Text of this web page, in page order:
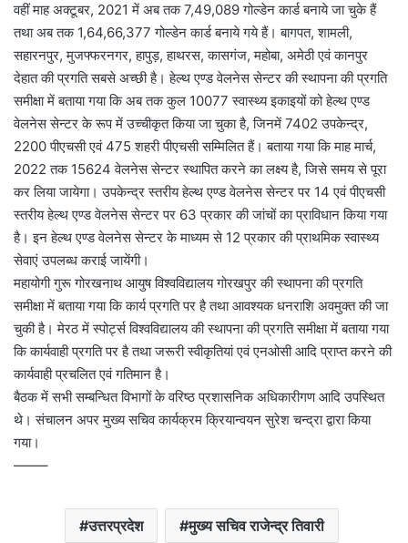
वहीं माह अक्टूबर, 2021 में अब तक 7,49,089 गोल्डेन कार्ड बनाये जा चुके हैं
तथा अब तक 1,64,66,377 गोल्डेन कार्ड बनाये गये हैं। बागपत, शामली,
सहारनपुर, मुजफ्फरनगर, हापुड़, हाथरस, कासगंज, महोबा, अमेठी एवं कानपुर
देहात की प्रगति सबसे अच्छी है। हेल्थ एण्ड वेलनेस सेन्टर की स्थापना की प्रगति
समीक्षा में बताया गया कि अब तक कुल 10077 स्वास्थ्य इकाइयों को हेल्थ एण्ड
वेलनेस सेन्टर के रूप में उच्चीकृत किया जा चुका है, जिनमें 7402 उपकेन्द्र,
2200 पीएचसी एवं 475 शहरी पीएचसी सम्मिलित हैं। बताया गया कि माह मार्च,
2022 तक 15624 वेलनेस सेन्टर स्थापित करने का लक्ष्य है, जिसे समय से पूरा
कर लिया जायेगा। उपकेन्द्र स्तरीय हेल्थ एण्ड वेलनेस सेन्टर पर 14 एवं पीएचसी
स्तरीय हेल्थ एण्ड वेलनेस सेन्टर पर 63 प्रकार की जांचों का प्राविधान किया गया
है। इन हेल्थ एण्ड वेलनेस सेन्टर के माध्यम से 12 प्रकार की प्राथमिक स्वास्थ्य
सेवाएं उपलब्ध कराई जायेंगी।
महायोगी गुरू गोरखनाथ आयुष विश्वविद्यालय गोरखपुर की स्थापना की प्रगति
समीक्षा में बताया गया कि कार्य प्रगति पर है तथा आवश्यक धनराशि अवमुक्त की जा
चुकी है। मेरठ में स्पोर्ट्स विश्वविद्यालय की स्थापना की प्रगति समीक्षा में बताया गया
कि कार्यवाही प्रगति पर है तथा जरूरी स्वीकृतियां एवं एनओसी आदि प्राप्त करने की
कार्यवाही प्रचलित एवं गतिमान है।
बैठक में सभी सम्बन्धित विभागों के वरिष्ठ प्रशासनिक अधिकारीगण आदि उपस्थित
थे। संचालन अपर मुख्य सचिव कार्यक्रम क्रियान्वयन सुरेश चन्द्रा द्वारा किया
गया।
——–
उत्तरप्रदेश मुख्य सचिव राजेन्द्र तिवारी